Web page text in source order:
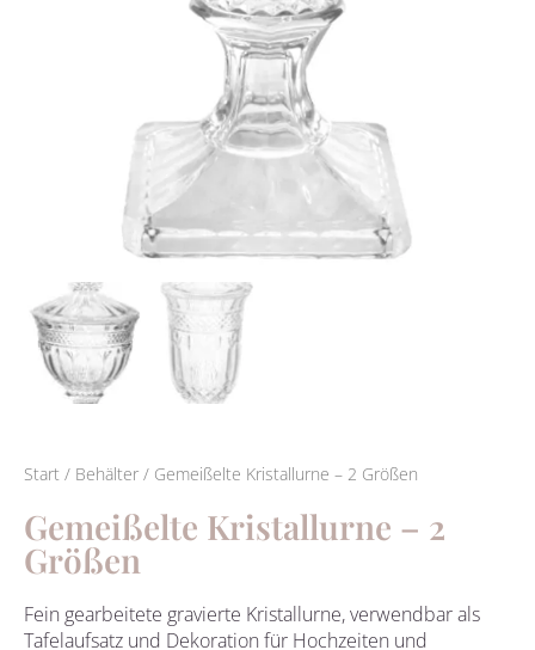
Start / Behälter / Gemeißelte Kristallurne – 2 Größen
Gemeißelte Kristallurne – 2
Größen
Fein gearbeitete gravierte Kristallurne, verwendbar als
Tafelaufsatz und Dekoration für Hochzeiten und